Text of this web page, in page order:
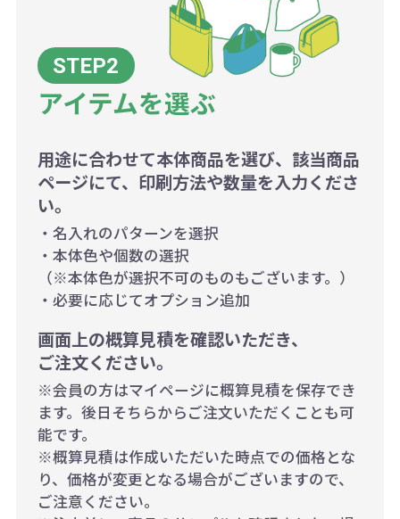
アイテムを選ぶ
用途に合わせて本体商品を選び、該当商品
ページにて、印刷方法や数量を入力くださ
い。
・名入れのパターンを選択
・本体色や個数の選択
（※本体色が選択不可のものもございます。）
・必要に応じてオプション追加
画面上の概算見積を確認いただき、
ご注文ください。
※会員の方はマイページに概算見積を保存でき
ます。後日そちらからご注文いただくことも可
能です。
※概算見積は作成いただいた時点での価格とな
り、価格が変更となる場合がございますので、
ご注意ください。